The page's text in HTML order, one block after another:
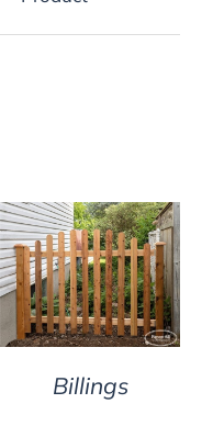
DETAILS
Billings